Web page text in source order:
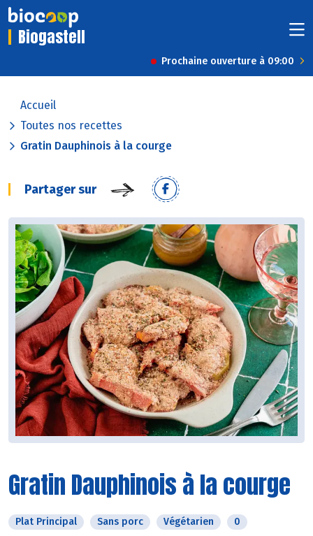
Biogastell
Prochaine ouverture à 09:00
Accueil
Toutes nos recettes
Gratin Dauphinois à la courge
Partager sur
Gratin Dauphinois à la courge
Plat Principal Sans porc Végétarien 0